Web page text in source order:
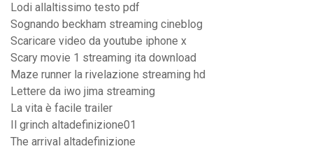
Lodi allaltissimo testo pdf
Sognando beckham streaming cineblog
Scaricare video da youtube iphone x
Scary movie 1 streaming ita download
Maze runner la rivelazione streaming hd
Lettere da iwo jima streaming
La vita è facile trailer
Il grinch altadefinizione01
The arrival altadefinizione